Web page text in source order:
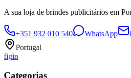
A sua loja de brindes publicitários em
+351 932 010 540 WhatsApp
Portugal
figin
Categorias